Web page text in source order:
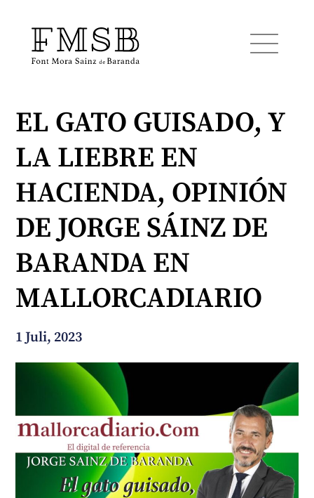
Startseite
Font Mora Sainz de Baranda
Dienste
Blog und Nachrichten
EL GATO GUISADO, Y
LA LIEBRE EN
HACIENDA, OPINIÓN
DE JORGE SÁINZ DE
BARANDA EN
MALLORCADIARIO
1 Juli, 2023